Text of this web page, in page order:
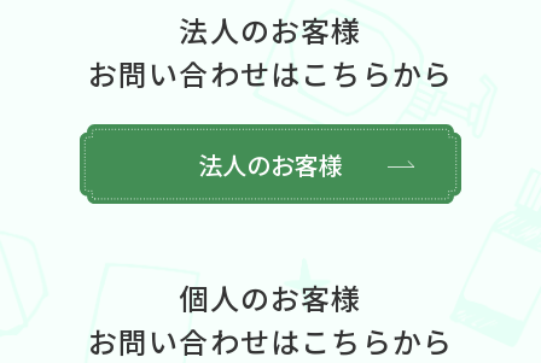
法人のお客様
お問い合わせはこちらから
法人のお客様
個人のお客様
お問い合わせはこちらから